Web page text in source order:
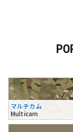
マルチカム
Multicam